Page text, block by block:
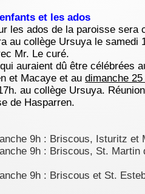
et les ados
les ados de la paroisse sera
au collège Ursuya le
Mr. Le curé.
auraient dû être célébrées
et Macaye et audimanche
au collège Ursuya.
de Hasparren.
9h : Briscous, Isturitz
9h : Briscous, St. Martin
9h : Briscous et St.